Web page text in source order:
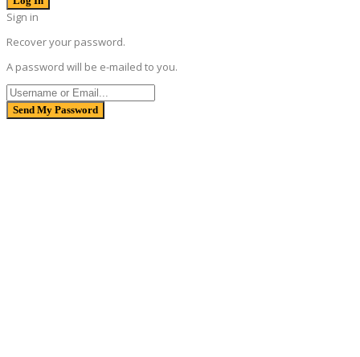
Sign in
Recover your password.
A password will be e-mailed to you.